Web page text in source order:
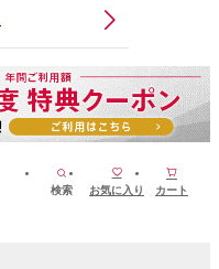
検索 お気に入り カート